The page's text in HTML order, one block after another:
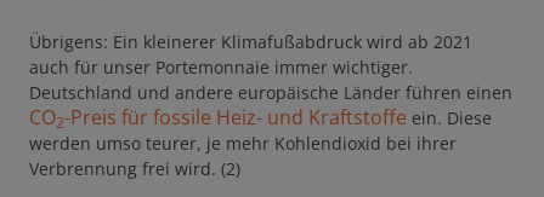
Übrigens: Ein kleinerer Klimafußabdruck wird ab 2021
auch für unser Portemonnaie immer wichtiger.
Deutschland und andere europäische Länder führen einen
CO2-Preis für fossile Heiz- und Kraftstoffe ein. Diese
werden umso teurer, je mehr Kohlendioxid bei ihrer
Verbrennung frei wird. (2)